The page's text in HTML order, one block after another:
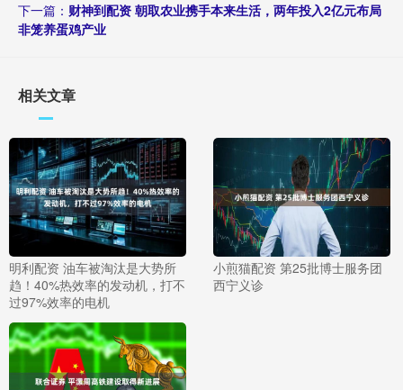
下一篇： 财神到配资 朝取农业携手本来生活，两年投入2亿元布局
非笼养蛋鸡产业
相关文章
明利配资 油车被淘汰是大势所
趋！40%热效率的发动机，打不
过97%效率的电机
小煎猫配资 第25批博士服务团
西宁义诊